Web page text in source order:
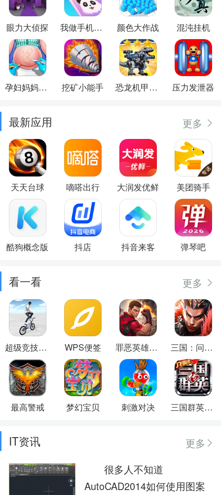
眼力大侦探 我做手机壳特好看 颜色大作战 混沌挂机
孕妇妈妈日记 挖矿小能手 恐龙机甲射手 压力发泄器
最新应用 更多
天天台球 嘀嗒出行 大润发优鲜 美团骑手
酷狗概念版 抖店 抖音来客 弹琴吧
看一看 更多
超级竞技世界 WPS便签 罪恶英雄都市 三国：问鼎山河
最高警戒 梦幻宝贝 刺激对决 三国群英传-争霸
IT资讯
更多
很多人不知道
AutoCAD2014如何使用图案